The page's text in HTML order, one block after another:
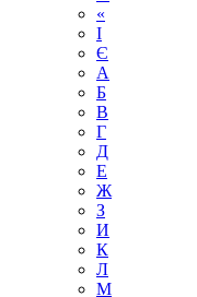
«
І
Є
А
Б
В
Г
Д
Е
Ж
З
И
К
Л
М